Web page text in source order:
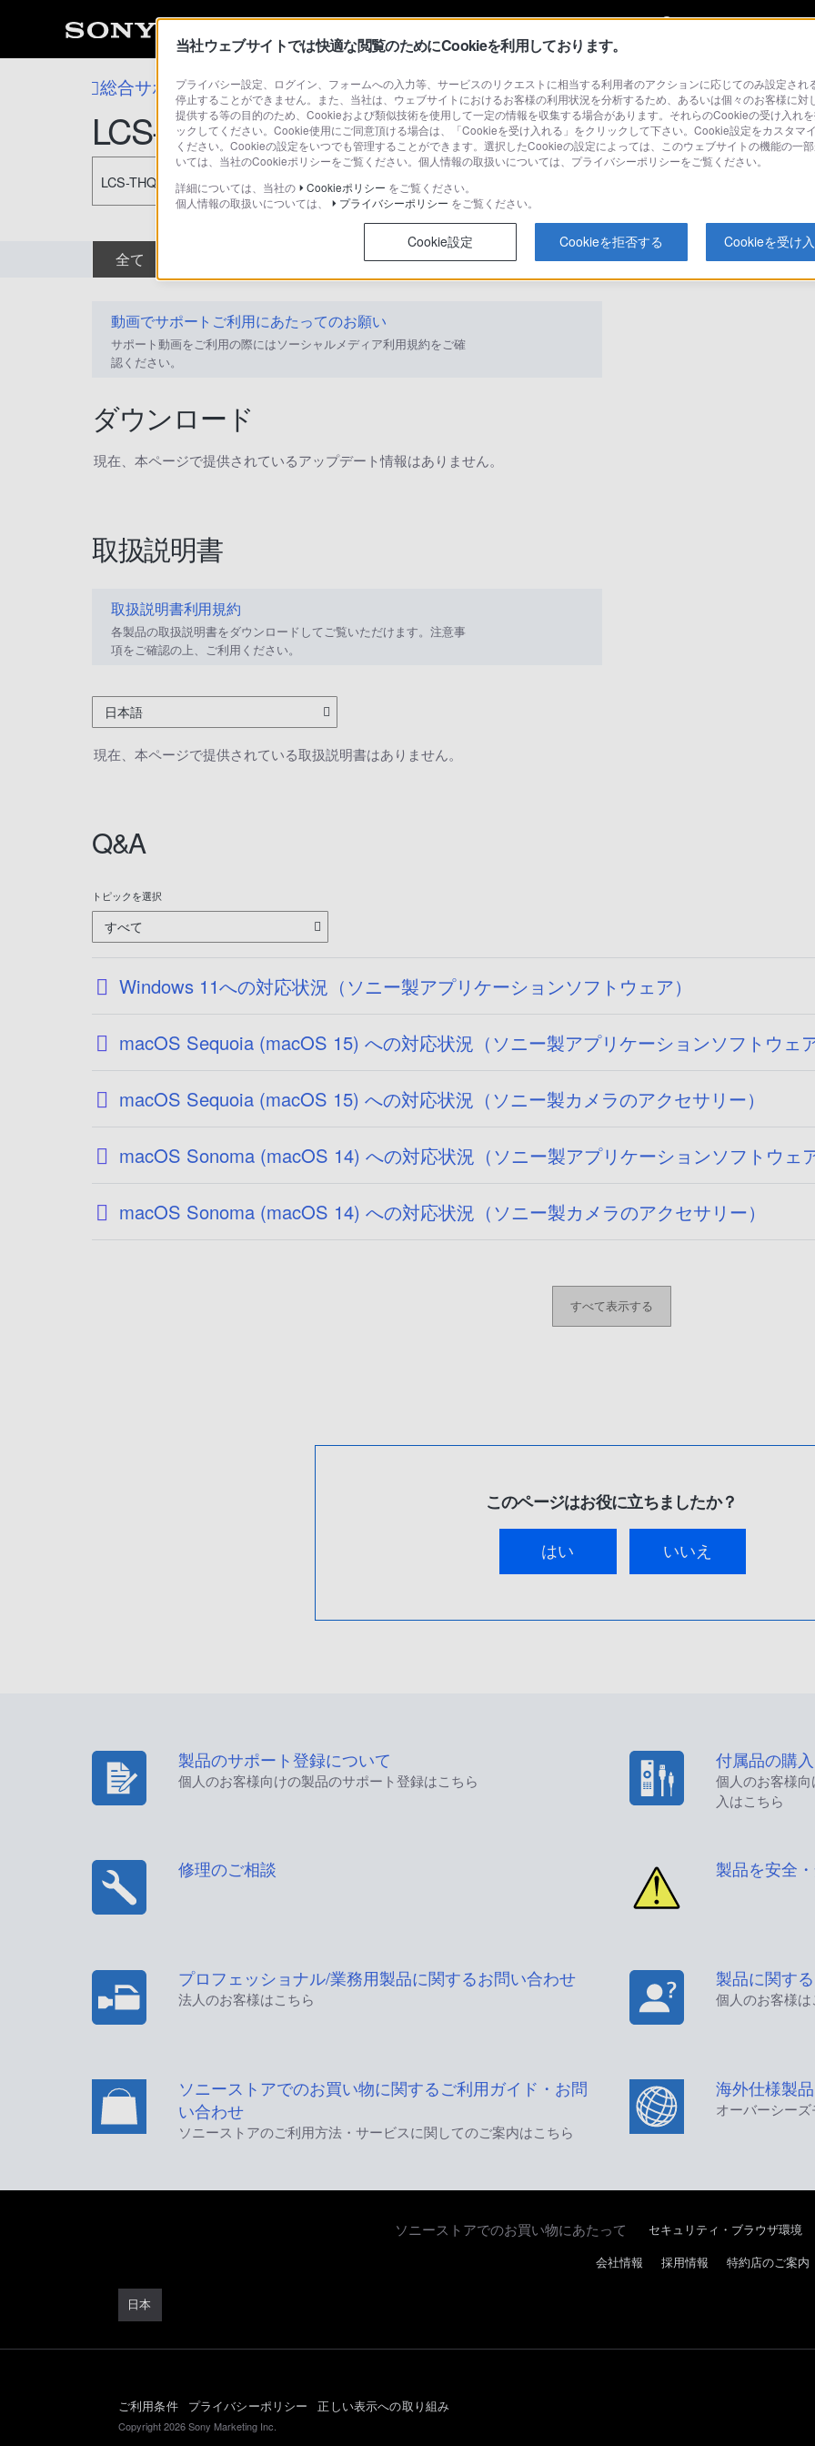
総合サポート・お問い合わせ アクセサリー （カメラ／ビデオカメラ）
LCS-THQ
LCS-THQ
全て 取扱説明書 Q&A
動画でサポートご利用にあたってのお願い
サポート動画をご利用の際にはソーシャルメディア利用規約をご確
認ください。
ダウンロード
現在、本ページで提供されているアップデート情報はありません。
取扱説明書
取扱説明書利用規約
各製品の取扱説明書をダウンロードしてご覧いただけます。注意事
項をご確認の上、ご利用ください。
日本語
現在、本ページで提供されている取扱説明書はありません。
Q&A
トピックを選択
すべて
Windows 11への対応状況（ソニー製アプリケーションソフトウェア）
macOS Sequoia (macOS 15) への対応状況（ソニー製アプリケーションソフトウェア
macOS Sequoia (macOS 15) への対応状況（ソニー製カメラのアクセサリー）
macOS Sonoma (macOS 14) への対応状況（ソニー製アプリケーションソフトウェア
macOS Sonoma (macOS 14) への対応状況（ソニー製カメラのアクセサリー）
すべて表示する
このページはお役に立ちましたか？
はい いいえ
製品のサポート登録について
個人のお客様向けの製品のサポート登録はこちら
付属品の購入
個人のお客様
入はこちら
修理のご相談 製品を安全
プロフェッショナル/業務用製品に関するお問い合わせ
法人のお客様はこちら
製品に関す
個人のお客様は
ソニーストアでのお買い物に関するご利用ガイド・お問
い合わせ
ソニーストアのご利用方法・サービスに関してのご案内はこちら
海外仕様製品
オーバーシー
ソニーストアでのお買い物にあたって セキュリティ・ブラウザ環境
日本
会社情報 採用情報 特約店のご案内
ご利用条件 プライバシーポリシー 正しい表示への取り組み
Copyright 2026 Sony Marketing Inc.
当社ウェブサイトでは快適な閲覧のためにCookieを利用しております。
プライバシー設定、ログイン、フォームへの入力等、サービスのリクエストに相当する利用者のアクションに応じてのみ設定さ
停止することができません。また、当社は、ウェブサイトにおけるお客様の利用状況を分析するため、あるいは個々のお客様に
提供する等の目的のため、Cookieおよび類似技術を使用して一定の情報を収集する場合があります。それらのCookieの受け入れ
ックしてください。Cookie使用にご同意頂ける場合は、「Cookieを受け入れる」をクリックして下さい。Cookie設定をカスタマ
ください。Cookieの設定をいつでも管理することができます。選択したCookieの設定によっては、このウェブサイトの機能の一
いては、当社のCookieポリシーをご覧ください。個人情報の取扱いについては、プライバシーポリシーをご覧ください。
詳細については、当社の
Cookieポリシー をご覧ください。
個人情報の取扱いについては、
プライバシーポリシー をご覧ください。
Cookie設定 Cookieを拒否する Cookieを受け